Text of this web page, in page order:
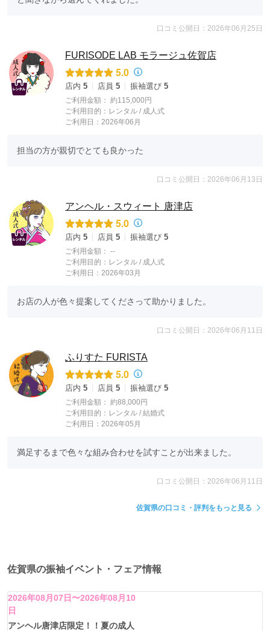
口コミ公開日：2026年06月25日
FURISODE LAB モラージュ佐賀店
5.0
店内 5 店員 5 振袖選び 5
ご利用金額： 約115,000円
ご利用目的： レンタル / 成人式
ご利用日：2026年06月
担当の方が親切でとても良かった
口コミ公開日：2026年06月13日
アンヘル・スウィート 唐津店
5.0
店内 5 店員 5 振袖選び 5
ご利用金額： --
ご利用目的： レンタル / 成人式
ご利用日：2026年03月
お店の人が色々提案してくださって助かりました。
口コミ公開日：2026年06月11日
ふりすた FURISTA
5.0
店内 5 店員 5 振袖選び 5
ご利用金額： 約88,000円
ご利用目的： レンタル / 結婚式
ご利用日：2026年05月
満足するまで色々な組み合わせを試すことが出来ました。
口コミ公開日：2026年06月11日
佐賀県の口コミ・評判をもっと見る
佐賀県の振袖イベント・フェア情報
2026年08月07日〜2026年08月10
日
アンヘル唐津店限定！！夏の成人